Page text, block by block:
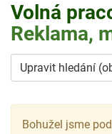
Volná
Reklama,
Upravit hledání
Bohužel jsme